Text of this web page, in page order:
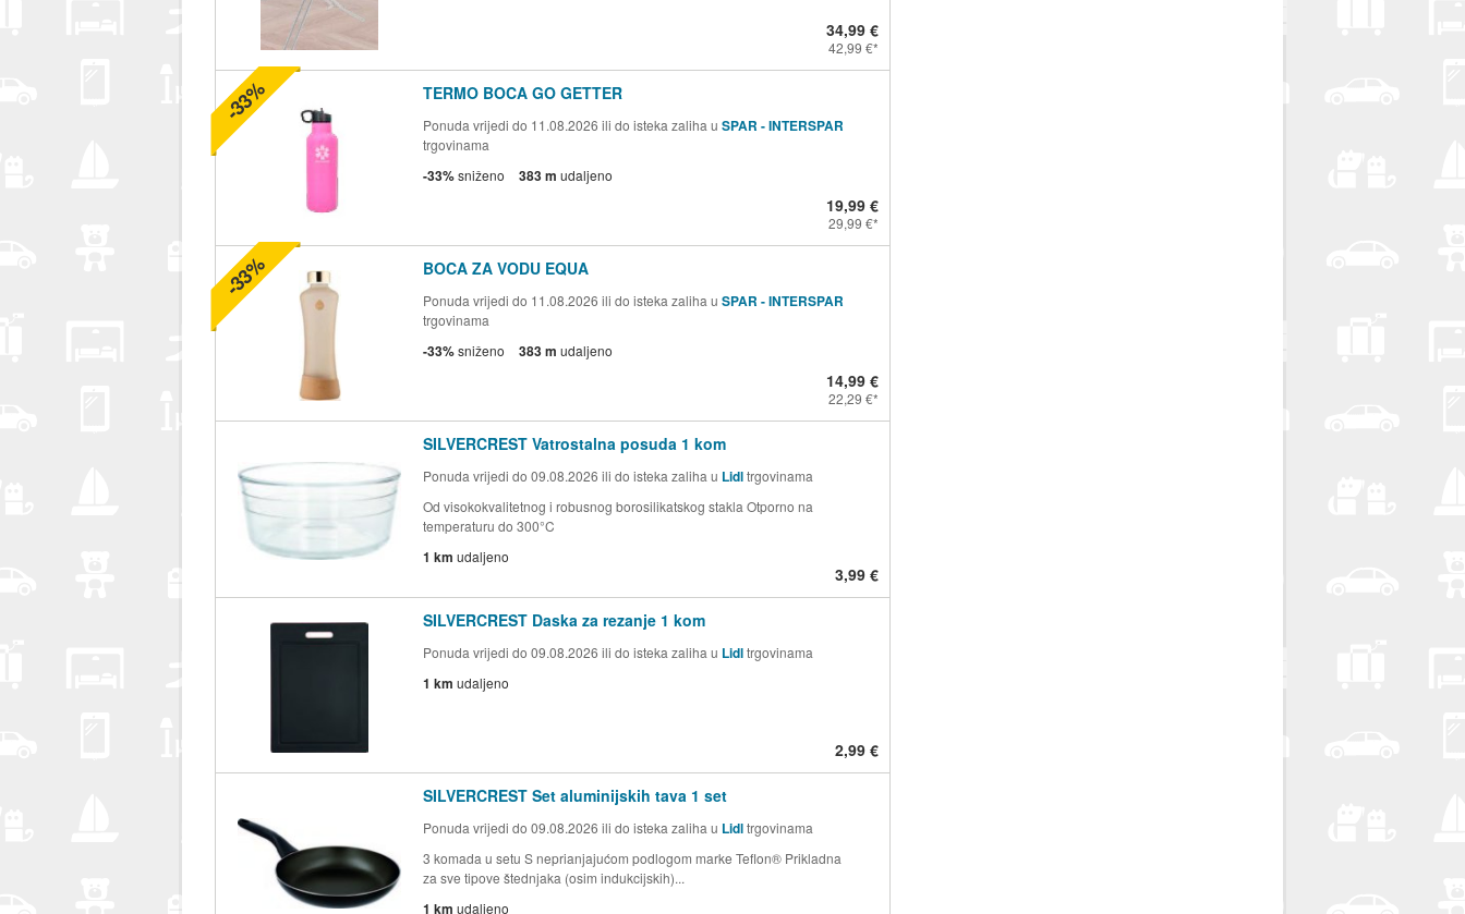
34,99 €
42,99 €
TERMO BOCA GO GETTER
Ponuda vrijedi do 11.08.2026 ili do isteka zaliha u SPAR - INTERSPAR
trgovinama
-33%sniženo 383 m udaljeno
19,99 €
29,99 €
-33%
BOCA ZA VODU EQUA
Ponuda vrijedi do 11.08.2026 ili do isteka zaliha u SPAR - INTERSPAR
trgovinama
-33%sniženo 383 m udaljeno
14,99 €
22,29 €
-33%
SILVERCREST Vatrostalna posuda 1 kom
Ponuda vrijedi do 09.08.2026 ili do isteka zaliha u Lidltrgovinama
Od visokokvalitetnog i robusnog borosilikatskog stakla Otporno na
temperaturu do 300°C
1 km udaljeno
3,99 €
SILVERCREST Daska za rezanje 1 kom
Ponuda vrijedi do 09.08.2026 ili do isteka zaliha u Lidltrgovinama
1 km udaljeno
2,99 €
SILVERCREST Set aluminijskih tava 1 set
Ponuda vrijedi do 09.08.2026 ili do isteka zaliha u Lidltrgovinama
3 komada u setu S neprianjajućom podlogom marke Teflon® Prikladna
za sve tipove štednjaka (osim indukcijskih)...
1 km udaljeno